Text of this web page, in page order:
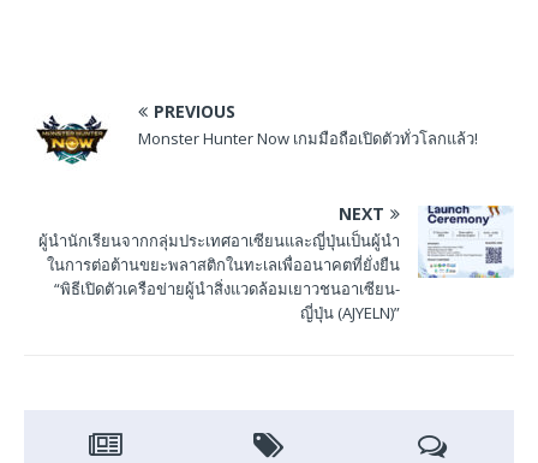
PREVIOUS
Monster Hunter Now เกมมือถือเปิดตัวทั่วโลกแล้ว!
NEXT
ผู้นำนักเรียนจากกลุ่มประเทศอาเซียนและญี่ปุ่นเป็นผู้นำ
ในการต่อต้านขยะพลาสติกในทะเลเพื่ออนาคตที่ยั่งยืน
“พิธีเปิดตัวเครือข่ายผู้นำสิ่งแวดล้อมเยาวชนอาเซียน-
ญี่ปุ่น (AJYELN)”